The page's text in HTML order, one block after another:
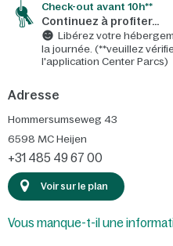
Check-out avant 10h**
Continuez à profiter…
Libérez votre
la journée. (**veuillez
l'application Center Parcs)
Adresse
Hommersumseweg 43
6598 MC Heijen
+31 485 49 67 00
Voir sur le plan
Vous manque-t-il une